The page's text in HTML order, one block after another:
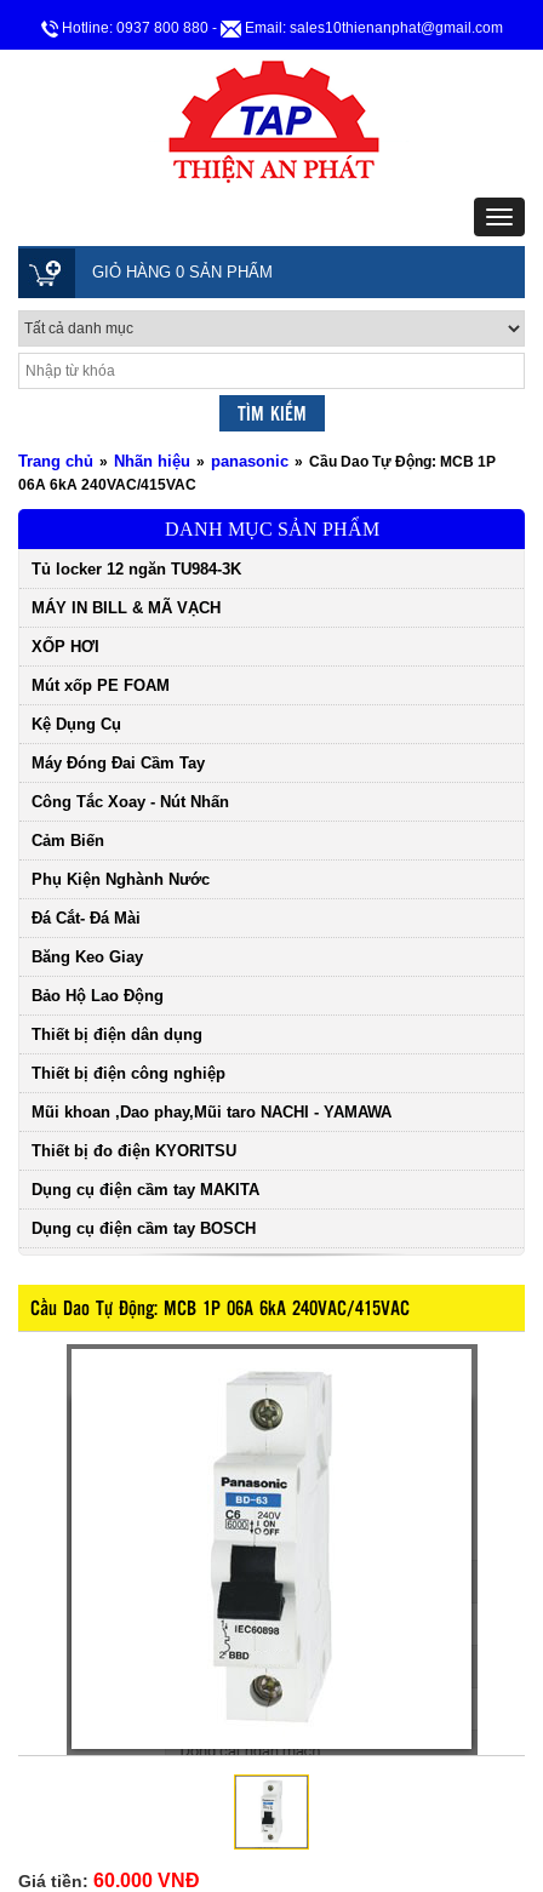
Hotline: 0937 800 880 - Email: sales10thienanphat@gmail.com
GIỎ HÀNG 0 SẢN PHẨM
Trang chủ » Nhãn hiệu » panasonic » Cầu Dao Tự Động: MCB 1P
06A 6kA 240VAC/415VAC
DANH MỤC SẢN PHẨM
Tủ locker 12 ngăn TU984-3K
MÁY IN BILL & MÃ VẠCH
XỐP HƠI
Mút xốp PE FOAM
Kệ Dụng Cụ
Máy Đóng Đai Cầm Tay
Công Tắc Xoay - Nút Nhấn
Cảm Biến
Phụ Kiện Nghành Nước
Đá Cắt- Đá Mài
Băng Keo Giay
Bảo Hộ Lao Động
Thiết bị điện dân dụng
Thiết bị điện công nghiệp
Mũi khoan ,Dao phay,Mũi taro NACHI - YAMAWA
Thiết bị đo điện KYORITSU
Dụng cụ điện cầm tay MAKITA
Dụng cụ điện cầm tay BOSCH
Cầu Dao Tự Động: MCB 1P 06A 6kA 240VAC/415VAC
Giá tiền: 60.000 VNĐ